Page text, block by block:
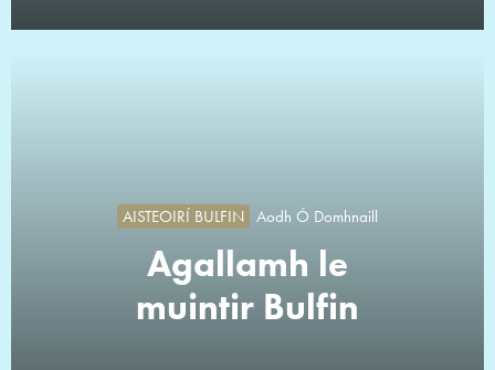
Agallamh le
muintir Bulfin
AISTEOIRÍ BULFIN Aodh Ó Domhnaill